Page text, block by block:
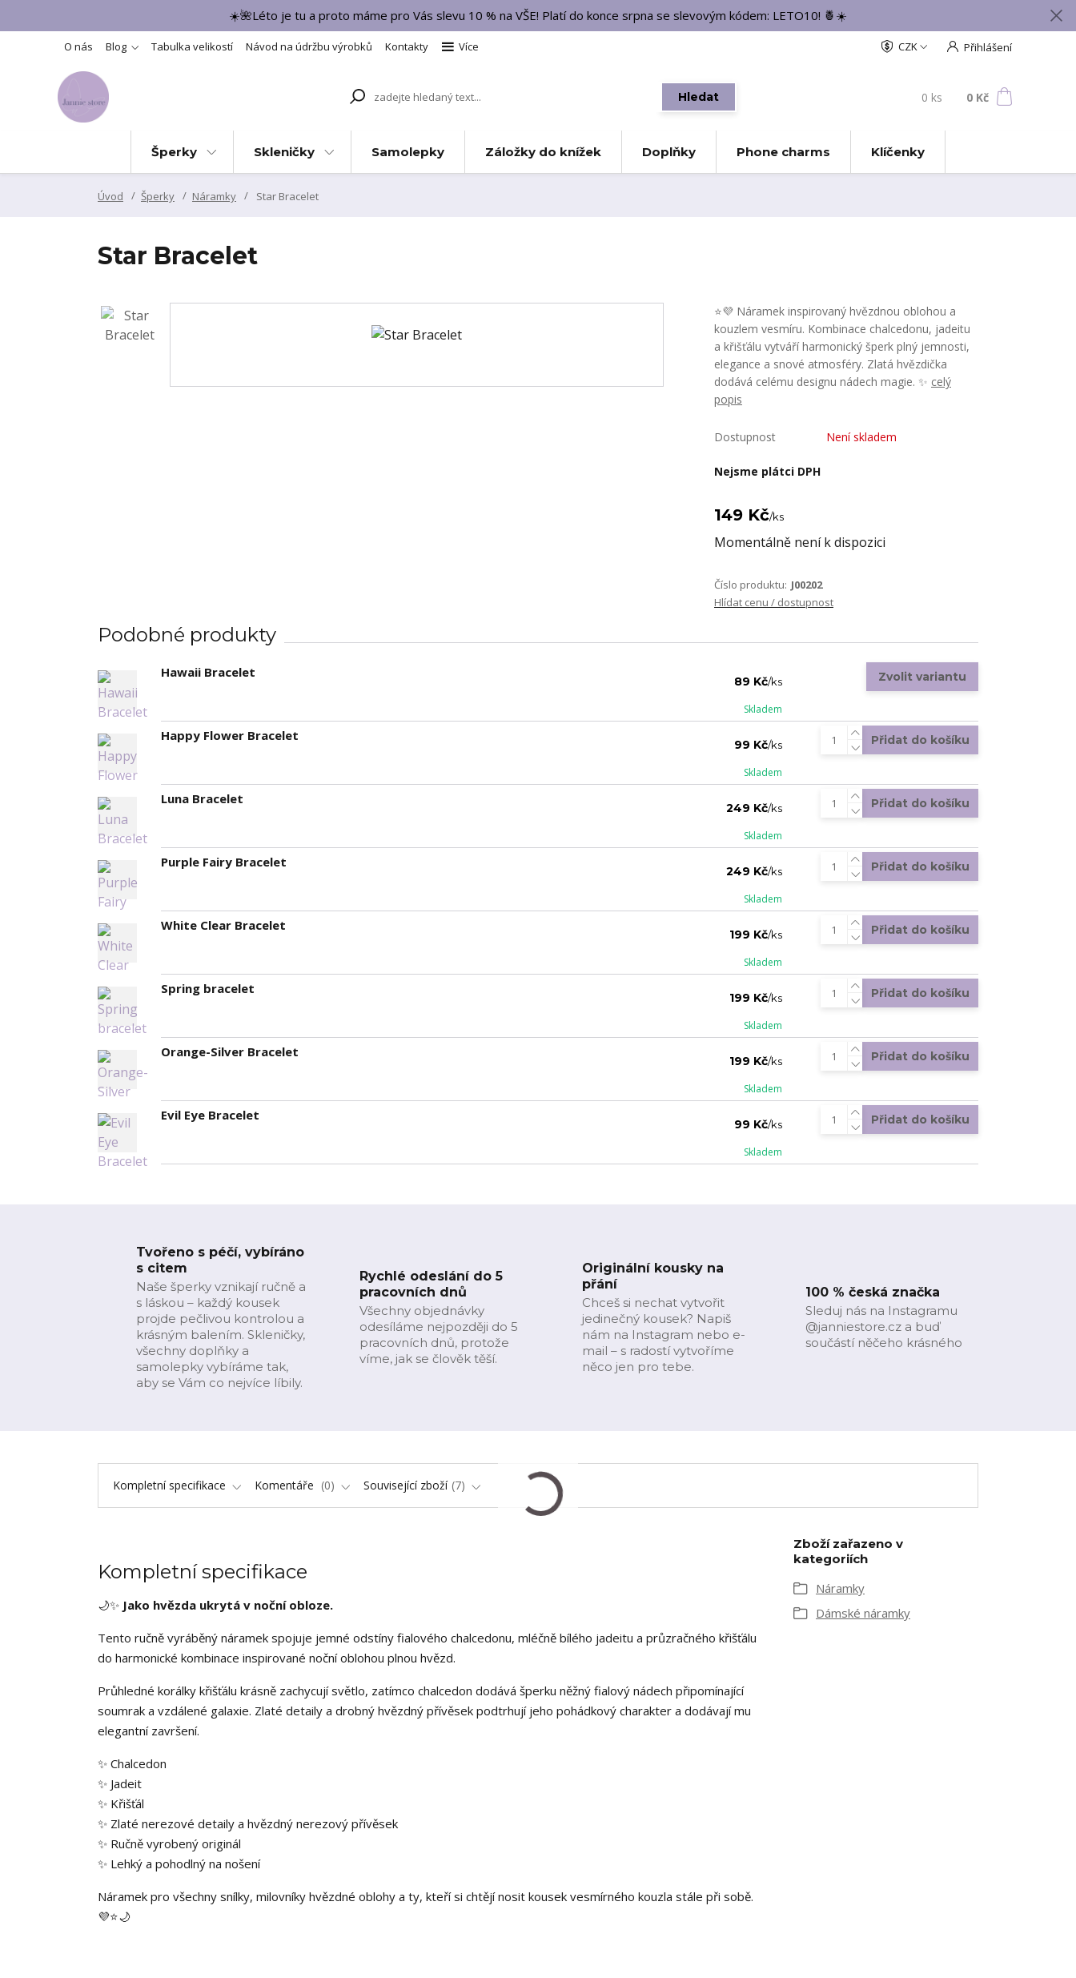
☀️🌺Léto je tu a proto máme pro Vás slevu 10 % na VŠE! Platí do konce srpna se slevovým kódem: LETO10! 🍍☀️
O nás Blog Tabulka velikostí Návod na údržbu výrobků Kontakty Více CZK Přihlášení
Hledat 0 ks 0 Kč
Šperky Skleničky Samolepky Záložky do knížek Doplňky Phone charms Klíčenky
Úvod Šperky Náramky Star Bracelet
Star Bracelet
⭐💜 Náramek inspirovaný hvězdnou oblohou a
kouzlem vesmíru. Kombinace chalcedonu, jadeitu
a křišťálu vytváří harmonický šperk plný jemnosti,
elegance a snové atmosféry. Zlatá hvězdička
dodává celému designu nádech magie. ✨ celý
popis
Dostupnost Není skladem
Nejsme plátci DPH
149 Kč/ks
Momentálně není k dispozici
Číslo produktu: J00202
Hlídat cenu / dostupnost
Podobné produkty
Hawaii Bracelet
89 Kč/ks
Skladem
Zvolit variantu
Happy Flower Bracelet
99 Kč/ks
Skladem
Přidat do košíku
Luna Bracelet
249 Kč/ks
Skladem
Přidat do košíku
Purple Fairy Bracelet
249 Kč/ks
Skladem
Přidat do košíku
White Clear Bracelet
199 Kč/ks
Skladem
Přidat do košíku
Spring bracelet
199 Kč/ks
Skladem
Přidat do košíku
Orange-Silver Bracelet
199 Kč/ks
Skladem
Přidat do košíku
Evil Eye Bracelet
99 Kč/ks
Skladem
Přidat do košíku
Tvořeno s péčí, vybíráno
s citem
Naše šperky vznikají ručně a
s láskou – každý kousek
projde pečlivou kontrolou a
krásným balením. Skleničky,
všechny doplňky a
samolepky vybíráme tak,
aby se Vám co nejvíce líbily.
Rychlé odeslání do 5
pracovních dnů
Všechny objednávky
odesíláme nejpozději do 5
pracovních dnů, protože
víme, jak se člověk těší.
Originální kousky na
přání
Chceš si nechat vytvořit
jedinečný kousek? Napiš
nám na Instagram nebo e-
mail – s radostí vytvoříme
něco jen pro tebe.
100 % česká značka
Sleduj nás na Instagramu
@janniestore.cz a buď
součástí něčeho krásného
Kompletní specifikace Komentáře 0 Související zboží 7
Kompletní specifikace
🌙✨ Jako hvězda ukrytá v noční obloze.
Tento ručně vyráběný náramek spojuje jemné odstíny fialového chalcedonu, mléčně bílého jadeitu a průzračného křišťálu
do harmonické kombinace inspirované noční oblohou plnou hvězd.
Průhledné korálky křišťálu krásně zachycují světlo, zatímco chalcedon dodává šperku něžný fialový nádech připomínající
soumrak a vzdálené galaxie. Zlaté detaily a drobný hvězdný přívěsek podtrhují jeho pohádkový charakter a dodávají mu
elegantní završení.
✨ Chalcedon
✨ Jadeit
✨ Křišťál
✨ Zlaté nerezové detaily a hvězdný nerezový přívěsek
✨ Ručně vyrobený originál
✨ Lehký a pohodlný na nošení
Náramek pro všechny snílky, milovníky hvězdné oblohy a ty, kteří si chtějí nosit kousek vesmírného kouzla stále při sobě.
💜⭐🌙
Zboží zařazeno v
kategoriích
Náramky
Dámské náramky